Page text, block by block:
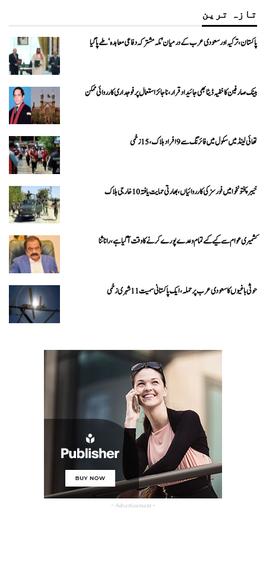
تازہ ترین
پاکستان، ترکیہ اور سعودی عرب کے درمیان ’مکہ مشترکہ دفاعی معاہدہ‘ طے پا گیا
بینک صارفین کا خفیہ ڈیٹا بھی جائیداد قرار، ناجائز استعمال پر فوجداری کارروائی ممکن
تھائی لینڈ میں سکول میں فائرنگ سے 9 افراد ہلاک، 15 زخمی
خیبرپختونخوا میں فورسز کی کارروائیاں، بھارتی حمایت یافتہ 10 خارجی ہلاک
کشمیری عوام سے کیے گئے تمام وعدے پورے کرنے کا وقت آ گیا ہے، رانا ثنا
حوثی باغیوں کا سعودی عرب پر حملہ، ایک پاکستانی سمیت 11 شہری زخمی
- Advertisement -